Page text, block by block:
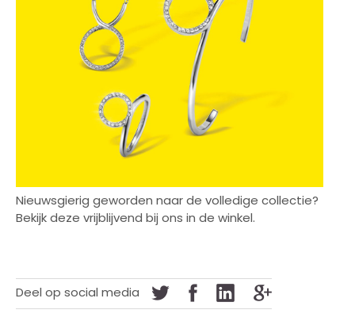
Nieuwsgierig geworden naar de volledige collectie?
Bekijk deze vrijblijvend bij ons in de winkel.
Deel op social media